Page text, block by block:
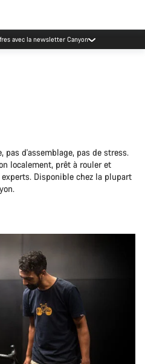
avec la newsletter Canyon
pas d'assemblage, pas de stress.
localement, prêt à rouler et
Disponible chez la plupart